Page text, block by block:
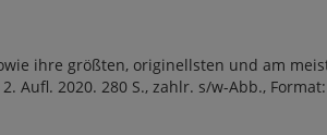
ihre größten, originellsten und am
2020. 280 S., zahlr. s/w-Abb.,